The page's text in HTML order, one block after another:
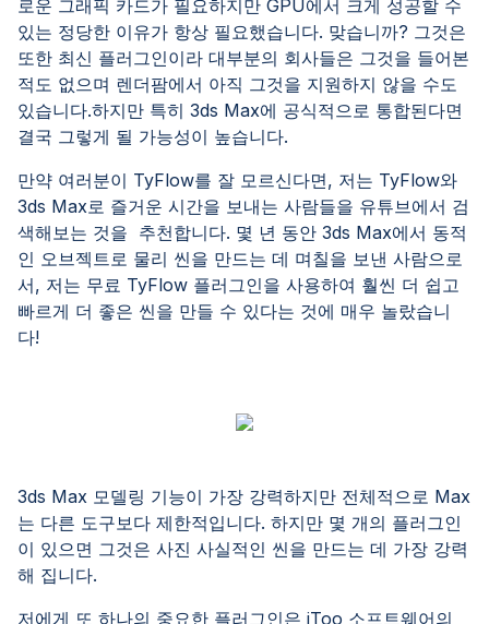
로운 그래픽 카드가 필요하지만 GPU에서 크게 성공할 수
있는 정당한 이유가 항상 필요했습니다. 맞습니까? 그것은
또한 최신 플러그인이라 대부분의 회사들은 그것을 들어본
적도 없으며 렌더팜에서 아직 그것을 지원하지 않을 수도
있습니다.하지만 특히 3ds Max에 공식적으로 통합된다면
결국 그렇게 될 가능성이 높습니다.
만약 여러분이 TyFlow를 잘 모르신다면, 저는 TyFlow와
3ds Max로 즐거운 시간을 보내는 사람들을 유튜브에서 검
색해보는 것을 추천합니다. 몇 년 동안 3ds Max에서 동적
인 오브젝트로 물리 씬을 만드는 데 며칠을 보낸 사람으로
서, 저는 무료 TyFlow 플러그인을 사용하여 훨씬 더 쉽고
빠르게 더 좋은 씬을 만들 수 있다는 것에 매우 놀랐습니
다!
3ds Max 모델링 기능이 가장 강력하지만 전체적으로 Max
는 다른 도구보다 제한적입니다. 하지만 몇 개의 플러그인
이 있으면 그것은 사진 사실적인 씬을 만드는 데 가장 강력
해 집니다.
저에게 또 하나의 중요한 플러그인은 iToo 소프트웨어의